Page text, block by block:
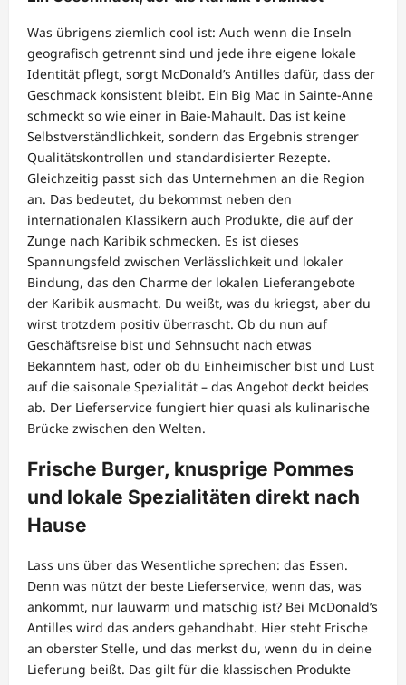
Was übrigens ziemlich cool ist: Auch wenn die Inseln
geografisch getrennt sind und jede ihre eigene lokale
Identität pflegt, sorgt McDonald’s Antilles dafür, dass der
Geschmack konsistent bleibt. Ein Big Mac in Sainte-Anne
schmeckt so wie einer in Baie-Mahault. Das ist keine
Selbstverständlichkeit, sondern das Ergebnis strenger
Qualitätskontrollen und standardisierter Rezepte.
Gleichzeitig passt sich das Unternehmen an die Region
an. Das bedeutet, du bekommst neben den
internationalen Klassikern auch Produkte, die auf der
Zunge nach Karibik schmecken. Es ist dieses
Spannungsfeld zwischen Verlässlichkeit und lokaler
Bindung, das den Charme der lokalen Lieferangebote
der Karibik ausmacht. Du weißt, was du kriegst, aber du
wirst trotzdem positiv überrascht. Ob du nun auf
Geschäftsreise bist und Sehnsucht nach etwas
Bekanntem hast, oder ob du Einheimischer bist und Lust
auf die saisonale Spezialität – das Angebot deckt beides
ab. Der Lieferservice fungiert hier quasi als kulinarische
Brücke zwischen den Welten.
Frische Burger, knusprige Pommes
und lokale Spezialitäten direkt nach
Hause
Lass uns über das Wesentliche sprechen: das Essen.
Denn was nützt der beste Lieferservice, wenn das, was
ankommt, nur lauwarm und matschig ist? Bei McDonald’s
Antilles wird das anders gehandhabt. Hier steht Frische
an oberster Stelle, und das merkst du, wenn du in deine
Lieferung beißt. Das gilt für die klassischen Produkte